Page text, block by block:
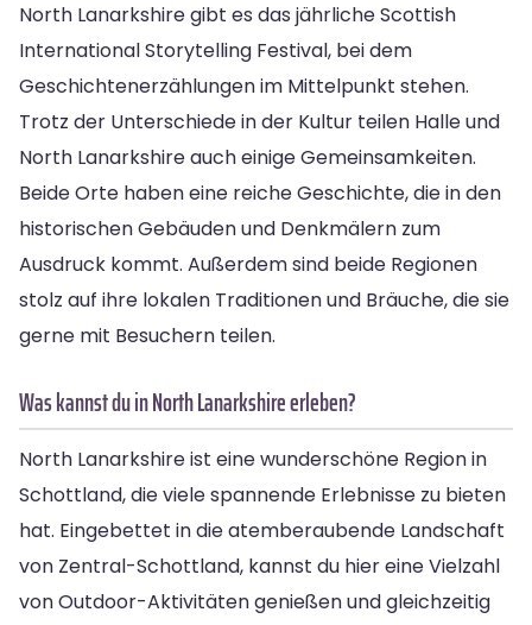
North Lanarkshire gibt es das jährliche Scottish
International Storytelling Festival, bei dem
Geschichtenerzählungen im Mittelpunkt stehen.
Trotz der Unterschiede in der Kultur teilen Halle und
North Lanarkshire auch einige Gemeinsamkeiten.
Beide Orte haben eine reiche Geschichte, die in den
historischen Gebäuden und Denkmälern zum
Ausdruck kommt. Außerdem sind beide Regionen
stolz auf ihre lokalen Traditionen und Bräuche, die sie
gerne mit Besuchern teilen.
Was kannst du in North Lanarkshire erleben?
North Lanarkshire ist eine wunderschöne Region in
Schottland, die viele spannende Erlebnisse zu bieten
hat. Eingebettet in die atemberaubende Landschaft
von Zentral-Schottland, kannst du hier eine Vielzahl
von Outdoor-Aktivitäten genießen und gleichzeitig